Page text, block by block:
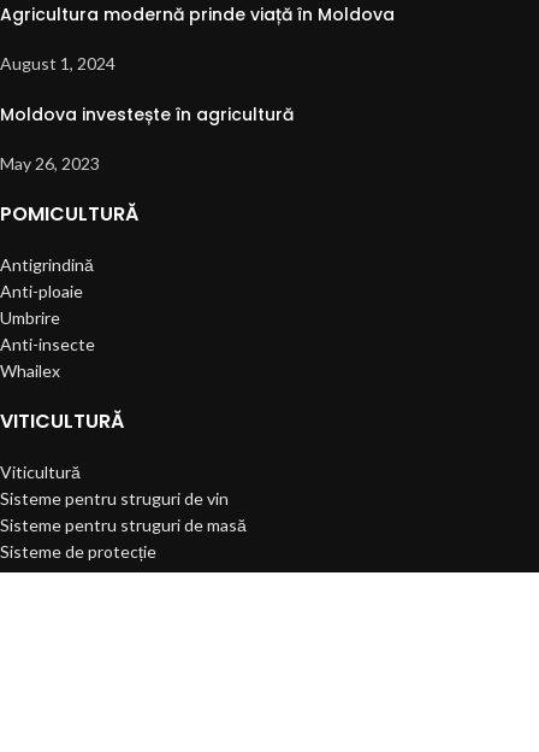
Agricultura modernă prinde viață în Moldova
August 1, 2024
Moldova investește în agricultură
May 26, 2023
POMICULTURĂ
Antigrindină
Anti-ploaie
Umbrire
Anti-insecte
Whailex
VITICULTURĂ
Viticultură
Sisteme pentru struguri de vin
Sisteme pentru struguri de masă
Sisteme de protecție
Sisteme de irigare